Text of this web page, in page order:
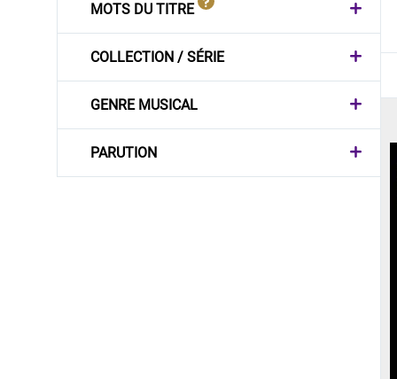
MOTS DU TITRE
COLLECTION / SÉRIE
GENRE MUSICAL
PARUTION